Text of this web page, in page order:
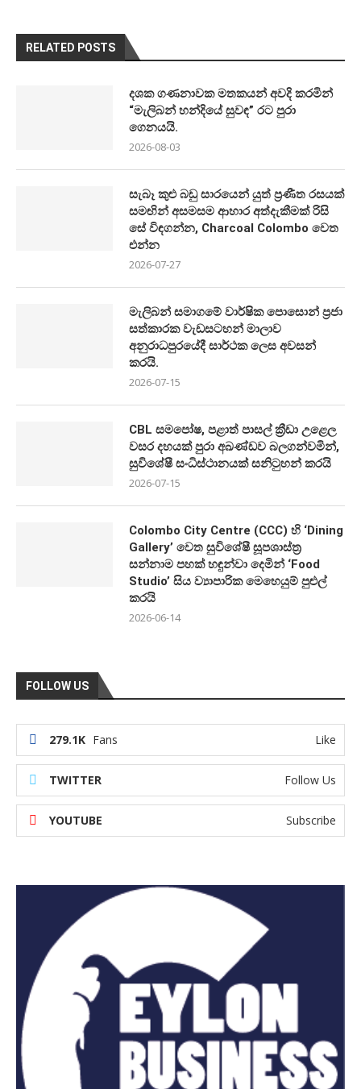
RELATED POSTS
දශක ගණනාවක මතකයන් අවදි කරමින්
“මැලිබන් හන්දියේ සුවඳ” රට පුරා
ගෙනයයි.
2026-08-03
සැබෑ කුළු බඩු සාරයෙන් යුත් ප්‍රණීත රසයක්
සමඟින් අසමසම ආහාර අත්දැකීමක් රිසි
සේ විඳගන්න, Charcoal Colombo වෙත
එන්න
2026-07-27
මැලිබන් සමාගමේ වාර්ෂික පොසොන් ප්‍රජා
සත්කාරක වැඩසටහන් මාලාව
අනුරාධපුරයේදී සාර්ථක ලෙස අවසන්
කරයි.
2026-07-15
CBL සමපෝෂ, පළාත් පාසල් ක්‍රීඩා උළෙල
වසර දහයක් පුරා අඛණ්ඩව බලගන්වමින්,
සුවිශේෂී සංධිස්ථානයක් සනිටුහන් කරයි
2026-07-15
Colombo City Centre (CCC) හි ‘Dining
Gallery’ වෙත සුවිශේෂී සූපශාස්ත්‍ර
සන්නාම පහක් හඳුන්වා දෙමින් ‘Food
Studio’ සිය ව්‍යාපාරික මෙහෙයුම් පුළුල්
කරයි
2026-06-14
FOLLOW US
279.1K Fans Like
TWITTER Follow Us
YOUTUBE Subscribe